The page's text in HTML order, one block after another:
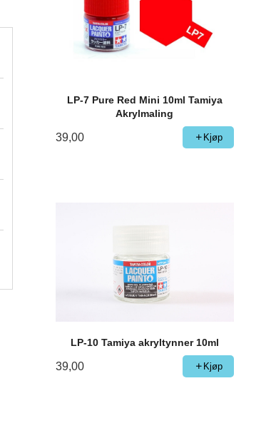
LP-7 Pure Red Mini 10ml Tamiya
Akrylmaling
39,00 Kjøp
LP-10 Tamiya akryltynner 10ml
39,00 Kjøp